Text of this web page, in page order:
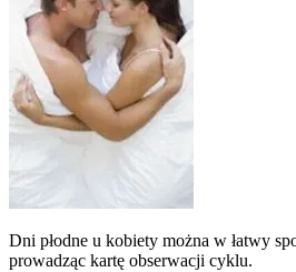
Dni płodne u kobiety można w łatwy
prowadząc kartę obserwacji cyklu.